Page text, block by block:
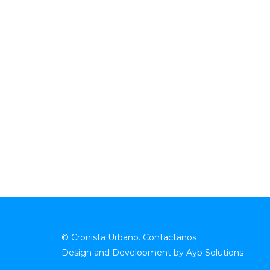
© Cronista Urbano. Contactanos
Design and Development by Ayb Solutions